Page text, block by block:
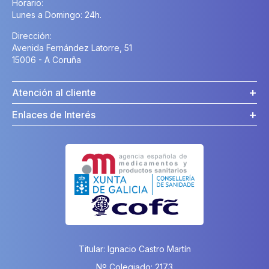
Horario:
Lunes a Domingo: 24h.
Dirección:
Avenida Fernández Latorre, 51
15006 - A Coruña
Atención al cliente
Enlaces de Interés
Titular: Ignacio Castro Martín